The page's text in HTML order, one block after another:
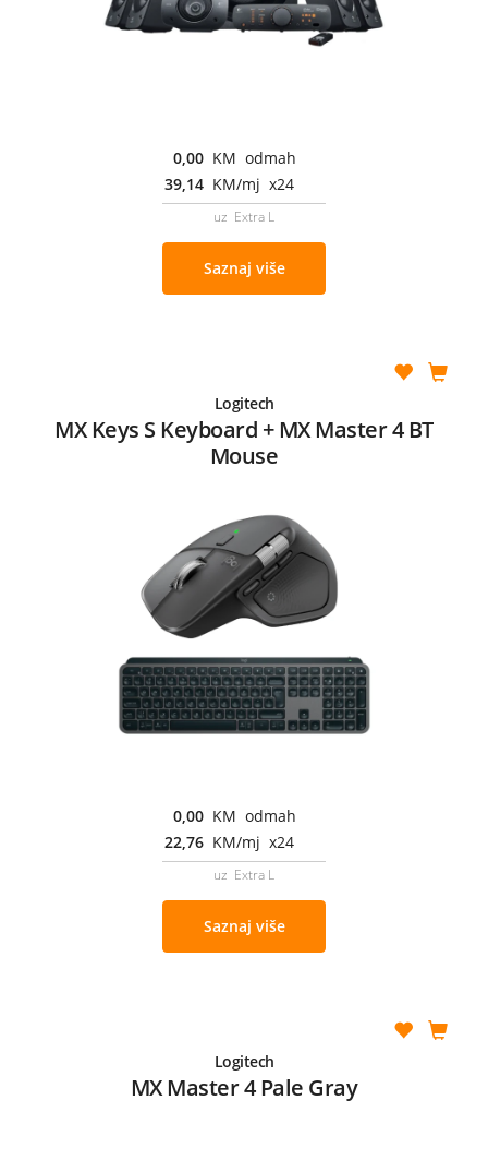
0,00 KM odmah
39,14 KM/mj x24
uz Extra L
Saznaj više
Logitech
MX Keys S Keyboard + MX Master 4 BT
Mouse
0,00 KM odmah
22,76 KM/mj x24
uz Extra L
Saznaj više
Logitech
MX Master 4 Pale Gray